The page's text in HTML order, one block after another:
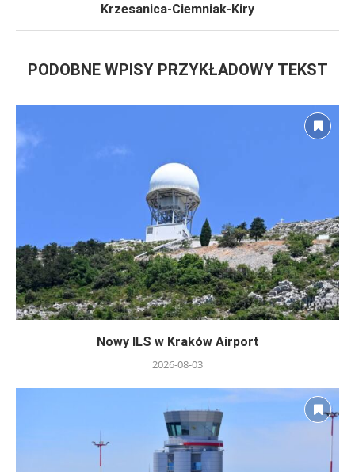
Krzesanica-Ciemniak-Kiry
PODOBNE WPISY PRZYKŁADOWY TEKST
Nowy ILS w Kraków Airport
2026-08-03